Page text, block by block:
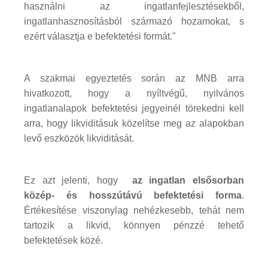
használni az ingatlanfejlesztésekből,
ingatlanhasznosításból származó hozamokat, s
ezért választja e befektetési formát."
A szakmai egyeztetés során az MNB arra
hivatkozott, hogy a nyíltvégű, nyilvános
ingatlanalapok befektetési jegyeinél törekedni kell
arra, hogy likviditásuk közelítse meg az alapokban
levő eszközök likviditását.
Ez azt jelenti, hogy az ingatlan elsősorban
közép- és hosszútávú befektetési forma.
Értékesítése viszonylag nehézkesebb, tehát nem
tartozik a likvid, könnyen pénzzé tehető
befektetések közé.